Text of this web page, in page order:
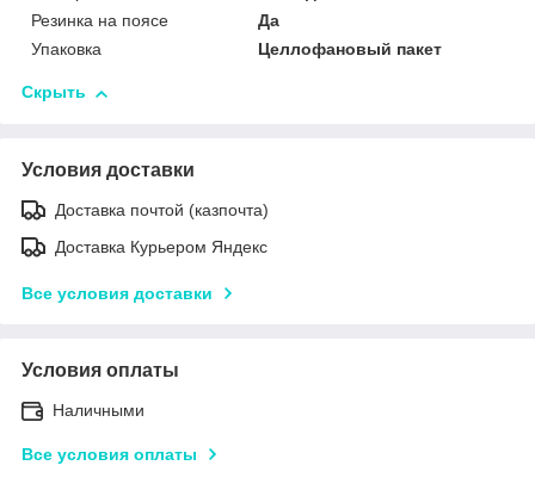
Резинка на поясе
Да
Упаковка
Целлофановый пакет
Скрыть
Условия доставки
Доставка почтой (казпочта)
Доставка Курьером Яндекс
Все условия доставки
Условия оплаты
Наличными
Все условия оплаты